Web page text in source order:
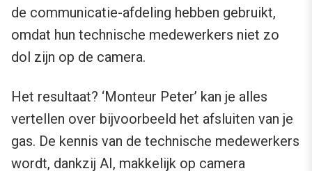
de communicatie-afdeling hebben gebruikt,
omdat hun technische medewerkers niet zo
dol zijn op de camera.
Het resultaat? ‘Monteur Peter’ kan je alles
vertellen over bijvoorbeeld het afsluiten van je
gas. De kennis van de technische medewerkers
wordt, dankzij AI, makkelijk op camera